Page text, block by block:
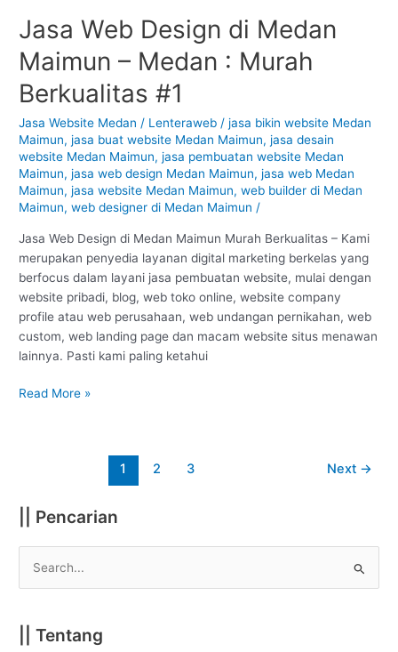
Jasa Web Design di Medan
Maimun – Medan : Murah
Berkualitas #1
Jasa Website Medan / Lenteraweb /jasa bikin website Medan
Maimun,jasa buat website Medan Maimun,jasa desain
website Medan Maimun,jasa pembuatan website Medan
Maimun,jasa web design Medan Maimun,jasa web Medan
Maimun,jasa website Medan Maimun,web builder di Medan
Maimun,web designer di Medan Maimun /
Jasa Web Design di Medan Maimun Murah Berkualitas – Kami
merupakan penyedia layanan digital marketing berkelas yang
berfocus dalam layani jasa pembuatan website, mulai dengan
website pribadi, blog, web toko online, website company
profile atau web perusahaan, web undangan pernikahan, web
custom, web landing page dan macam website situs menawan
lainnya. Pasti kami paling ketahui
Jasa
Web
Design
di
Medan
Maimun
–
Medan
:
Murah
Berkualitas
#1
Read More »
1 2 3 Next →
|| Pencarian
r || Tentang